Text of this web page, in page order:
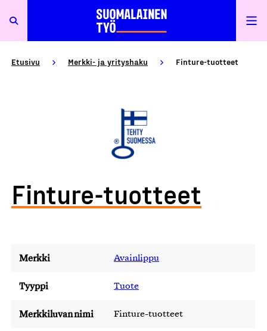
Etusivu Merkki- ja yrityshaku Finture-tuotteet
Finture-tuotteet
Merkki Avainlippu
Tyyppi Tuote
Merkkiluvan nimi Finture-tuotteet